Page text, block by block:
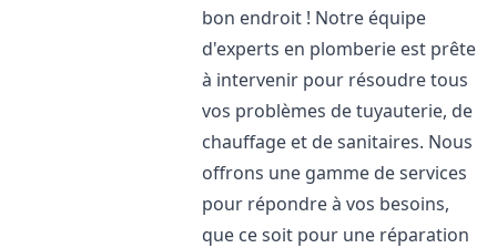
bon endroit ! Notre équipe
d'experts en plomberie est prête
à intervenir pour résoudre tous
vos problèmes de tuyauterie, de
chauffage et de sanitaires. Nous
offrons une gamme de services
pour répondre à vos besoins,
que ce soit pour une réparation